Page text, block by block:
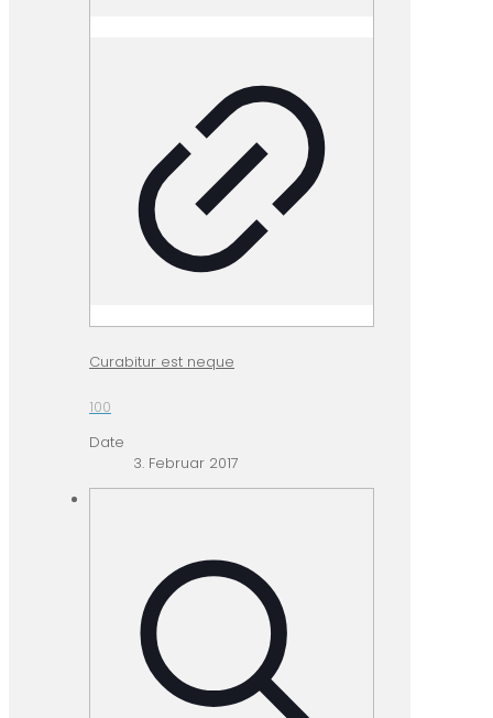
Curabitur est neque
100
Date
3. Februar 2017